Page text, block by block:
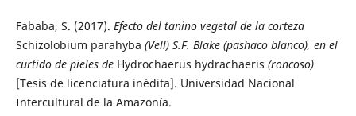
Fababa, S. (2017). Efecto del tanino vegetal de la corteza
Schizolobium parahyba (Vell) S.F. Blake (pashaco blanco), en el
curtido de pieles de Hydrochaerus hydrachaeris (roncoso)
[Tesis de licenciatura inédita]. Universidad Nacional
Intercultural de la Amazonía.